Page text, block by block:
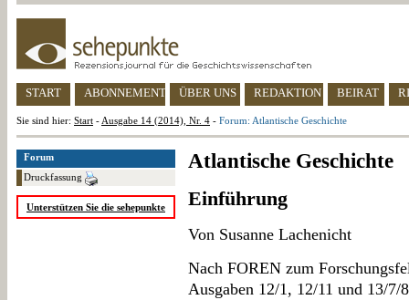
START ABONNEMENT ÜBER UNS REDAKTION BEIRAT
Sie sind hier: Start - Ausgabe 14 (2014), Nr. 4 - Forum: Atlantische Geschichte
Forum
Druckfassung
Unterstützen Sie die sehepunkte
Atlantische Geschichte
Einführung
Von Susanne Lachenicht
Nach FOREN zum
Ausgaben 12/1, 12/11 und 13/7/